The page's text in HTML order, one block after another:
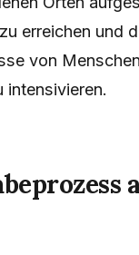
erreichen und
von
intensivieren.